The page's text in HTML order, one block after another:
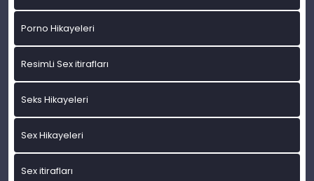
Porno Hikayeleri
ResimLi Sex itirafları
Seks Hikayeleri
Sex Hikayeleri
Sex itirafları